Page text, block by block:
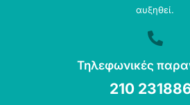
αυξηθεί.
Τηλεφωνικές
210